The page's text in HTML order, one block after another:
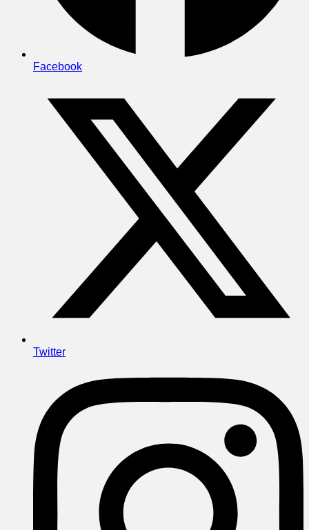
Facebook
Twitter